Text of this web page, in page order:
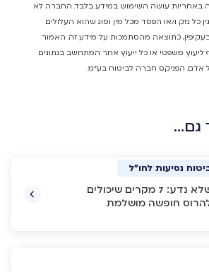
באחריות עושה השימוש במידע בלבד. החברה לא
כל נזק ו/או הפסד מכל מין וסוג שהוא העלולים
בעקיפין, כתוצאה מהסתמכות על מידע זה. האמור
ליעוץ משפטי או כל ייעוץ אחר המתחשב בנתונים
אדם. הפניקס חברה לביטוח בע"מ.
גם…
נסיעות לחו"ל
שלא נדע: 7 מקרים שיכולים
חופשה מושלמת
נסיעות לחו"ל
נסיעות לחו"ל
נסיעות לחו"ל